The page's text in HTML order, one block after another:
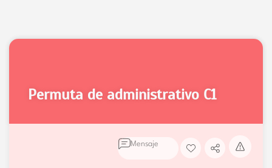
permuta de administrativo C1
Mensaje